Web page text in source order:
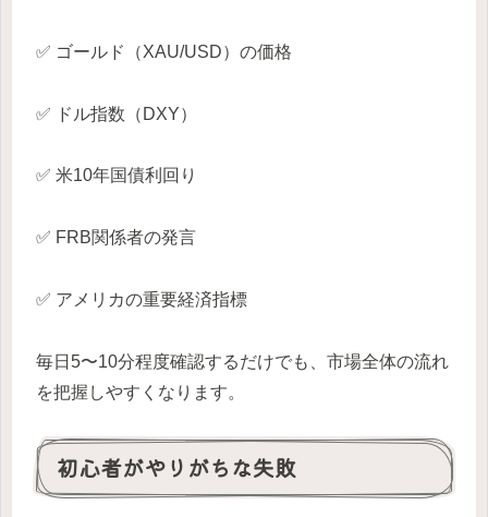
✅ ゴールド（XAU/USD）の価格
✅ ドル指数（DXY）
✅ 米10年国債利回り
✅ FRB関係者の発言
✅ アメリカの重要経済指標
毎日5〜10分程度確認するだけでも、市場全体の流れ
を把握しやすくなります。
初心者がやりがちな失敗